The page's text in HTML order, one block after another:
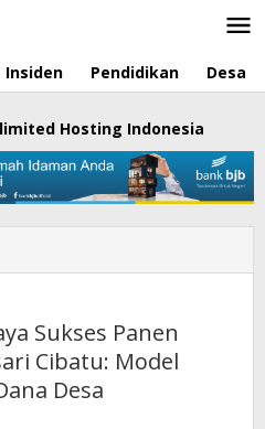
Insiden Pendidikan Desa
Sukses Panen
Cibatu: Model
Desa